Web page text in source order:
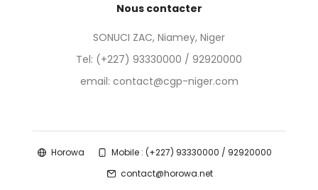
Nous contacter
SONUCI ZAC, Niamey, Niger
Tel: (+227) 93330000 / 92920000
email: contact@cgp-niger.com
Horowa
Mobile : (+227) 93330000 / 92920000
contact@horowa.net